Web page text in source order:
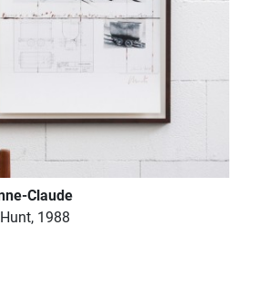
Claude
1988